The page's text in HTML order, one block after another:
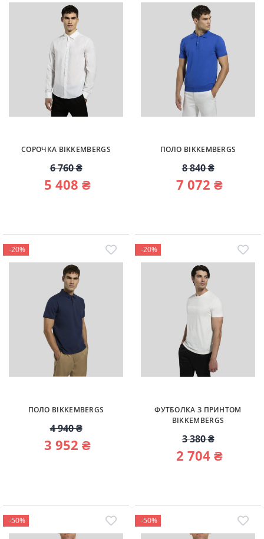
СОРОЧКА BIKKEMBERGS
6 760 ₴
5 408 ₴
ПОЛО BIKKEMBERGS
8 840 ₴
7 072 ₴
-20%
ПОЛО BIKKEMBERGS
4 940 ₴
3 952 ₴
-20%
ФУТБОЛКА З ПРИНТОМ
BIKKEMBERGS
3 380 ₴
2 704 ₴
-50% -50%